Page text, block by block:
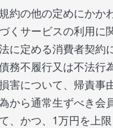
約の他の定めにかか
くサービスの利用に
に定める消費者契約
務不履行又は不法行
害について、帰責事
から通常生ずべき会
、かつ、1万円を上